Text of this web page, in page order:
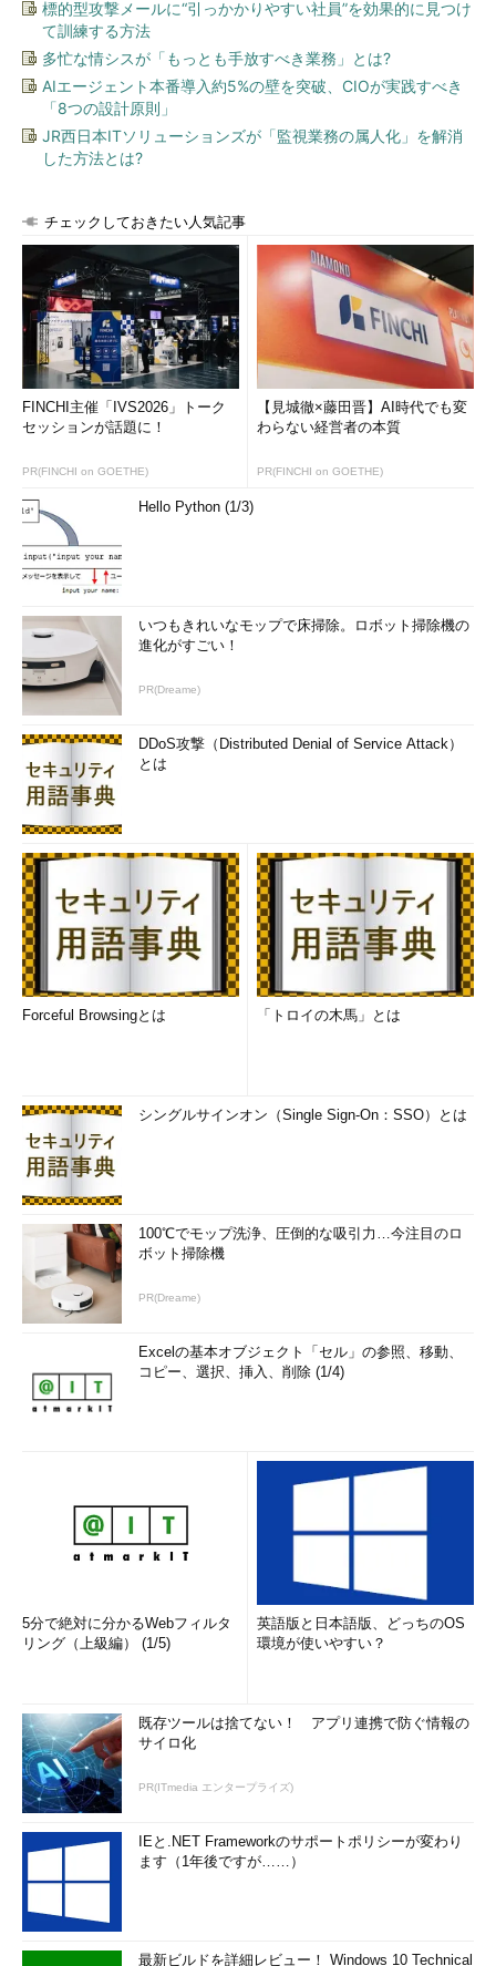
える（Outlook.comの詳細は右上の関
連記事を参照）。通常、Outlook.comはWebブラウザーからアク
セスするものだが、Windows Liveメールをクライアントにする
と、Outlook.comのアカウントで受信したメッセージを手元のハ
ードディスクにダウンロードして、他のメールアカウントでやり
とりしたメッセージと一括管理できるというメリットがある。ち
【コラム】Windows Liveとは
Windows Liveとは、Windows 8登場以前にマイクロソフト
がインターネット経由で提供するソフトウェアおよびサービス
に付けていた総称である。当初はインターネットに接続された
状態で利用するオンラインサービスがメインであったが、その
後クライアントPCにダウンロード／インストールして利用す
るソフトウェアもいくつか追加された。前者の例としては
Windows Live Hotmail（Webメール、現在のOutlook.comに相
編集ツール）、フォトギャラリーとムービーメーカー（写真や
動画の編集・整理）などがある。
Windows 7より前のOSでは、メールクライアントなどはOS
に付属していた。だがOSの開発サイクルは約3年ごとであり、
善要求や技術の進化などに応えにくくなっていた。そこでこれ
らのアプリケーション／サービスをOSの開発とは分離し、
Windows Live経由で提供するサービスとして独立させた。
Windows Liveでは、原則としてメジャーアップグレードは約1
年ごと、マイナーアップグレードは約3カ月ごととし、ユーザ
ーの更新に対する要求にタイムリーに応えるようにしていた。
しかしWindows 8が登場した2012年から「Windows Live」
という名称は次第に使われなくなってきている。例えばアカウ
ントサービスは「Windows Live ID」から「Microsoftアカウン
ト」に改称され、メールクライアントや写真サービスは
Windows 8／8.1のストアアプリとして作り直されて「メー
ル」「フォト」といった名称で標準装備されている。
Windows Liveメールやムービーメーカーなど従来の
Windows Live系クライアントソフトウェアは、「 Windows
Windows Liveメールへの移行作業が必要になる理由
●インプレースアップグレードができない場合は何らかの移行作
Windows XPやWindows Vistaから
Windows 7／Windows 8／Windows
8.1に移行する場合、移行先Windows
OSを上書きセットアップする、いわ
ゆるインプレースアップグレードを行
える組み合わせと、行えない組み合わ
せがある（詳しくは右上の関連記事を参照）。
チャ（32bit版／64bit版）の条件に合致したWindows 7のみ、イ
ンプレースアップグレードがサポートされる（Windows 8／8.1
へのインプレースアップグレードは全くサポートされていな
い）。そのようなケースでは、本稿の主題である、メッセージ／
アドレス帳／アカウントの移行作業が必要になる。
Windows Vista SP1以降で、かつインプレースアップグレード
が可能な組み合わせであれば、メッセージもアドレス帳もアカウ
合も考えられるので、そのときにはやはり移行作業が必要にな
る。
なお、メッセージ／アドレス帳／アカウント以外の、各種オプ
設定については引き継ぐことができないため、移行後のWindows
Liveメールで、手作業で設定し直さなければならない。
●移行支援ツールでOutlook Expressのデータ移行が可能
標的型攻撃メールに“引っかかりやすい社員”を効果的に見つけ
て訓練する方法
多忙な情シスが「もっとも手放すべき業務」とは?
AIエージェント本番導入約5%の壁を突破、CIOが実践すべき
「8つの設計原則」
JR西日本ITソリューションズが「監視業務の属人化」を解消
した方法とは?
チェックしておきたい人気記事
FINCHI主催「IVS2026」トーク
セッションが話題に！
PR(FINCHI on GOETHE)
【見城徹×藤田晋】AI時代でも変
わらない経営者の本質
PR(FINCHI on GOETHE)
Hello Python (1/3)
いつもきれいなモップで床掃除。ロボット掃除機の
進化がすごい！
PR(Dreame)
DDoS攻撃（Distributed Denial of Service Attack）
とは
Forceful Browsingとは 「トロイの木馬」とは
シングルサインオン（Single Sign-On：SSO）とは
100℃でモップ洗浄、圧倒的な吸引力…今注目のロ
ボット掃除機
PR(Dreame)
Excelの基本オブジェクト「セル」の参照、移動、
コピー、選択、挿入、削除 (1/4)
5分で絶対に分かるWebフィルタ
リング（上級編） (1/5)
英語版と日本語版、どっちのOS
環境が使いやすい？
既存ツールは捨てない！ アプリ連携で防ぐ情報の
サイロ化
PR(ITmedia エンタープライズ)
IEと.NET Frameworkのサポートポリシーが変わり
ます（1年後ですが……）
最新ビルドを詳細レビュー！ Windows 10 Technical